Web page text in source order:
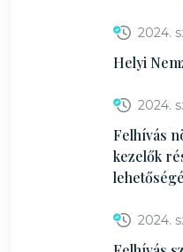
2024.
Helyi
2024.
Felhívás
kezelők
2024.